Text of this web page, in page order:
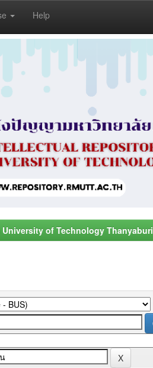
Help
University of Technology Thanyaburi